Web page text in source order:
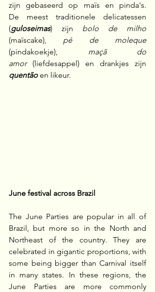
zijn gebaseerd op maïs en pinda's.
De
meest traditionele delicatessen
(guloseimas) zijn bolo de milho
(maïscake),
pé de moleque
(pindakoekje), maçã do
amor
quentão en likeur.
June festival across Brazil
The June Parties are popular in all of
Brazil, but more so in the North and
Northeast of the country. They are
celebrated in gigantic proportions, with
some being bigger than Carnival itself
in many states. In these regions, the
June Parties are more commonly